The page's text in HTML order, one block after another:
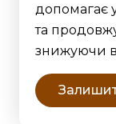
допомагає
та
знижуючи